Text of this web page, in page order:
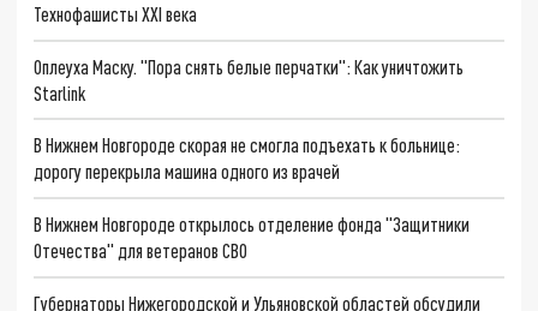
Технофашисты XXI века
Оплеуха Маску. "Пора снять белые перчатки": Как уничтожить
Starlink
В Нижнем Новгороде скорая не смогла подъехать к больнице:
дорогу перекрыла машина одного из врачей
В Нижнем Новгороде открылось отделение фонда "Защитники
Отечества" для ветеранов СВО
Губернаторы Нижегородской и Ульяновской областей обсудили